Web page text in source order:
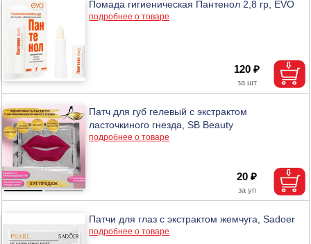
Помада гигиеническая Пантенол 2,8 гр, EVO
подробнее о товаре
120 ₽
Патч для губ гелевый с экстрактом
ласточкиного гнезда, SB Beauty
подробнее о товаре
20 ₽
Патчи для глаз с экстрактом жемчуга, Sadoer
подробнее о товаре